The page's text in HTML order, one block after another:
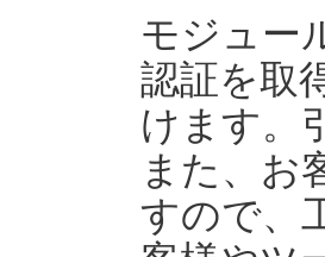
モジュー
認証を取
けます。
また、お
すので、